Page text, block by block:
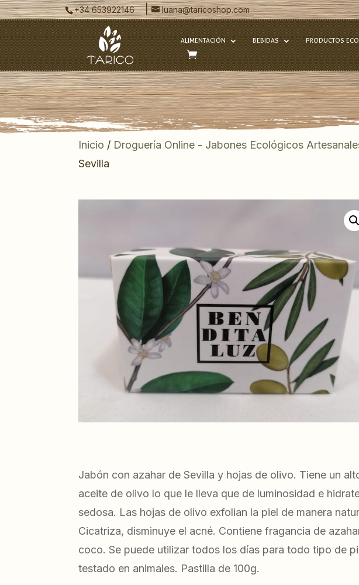
+34 653922146 | luana@taricoshop.com
ALIMENTACIÓN BEBIDAS PRODUCTOS
Inicio / Droguería Online - Jabones Ecológicos
Sevilla
Jabón con azahar de Sevilla y hojas de olivo. Tiene un
aceite de olivo lo que le lleva que de luminosidad e
sedosa. Las hojas de olivo exfolian la piel de manera
Cicatriza, disminuye el acné. Contiene fragancia de
coco. Se puede utilizar todos los días para todo tipo de
testado en animales. Pastilla de 100g.